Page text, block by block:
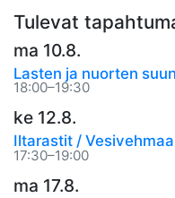
Tulevat
ma 10.8.
Lasten ja nuorten
18:00–19:30
ke 12.8.
Iltarastit / Vesivehmaa
17:30–19:00
ma 17.8.